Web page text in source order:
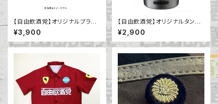
【自由飲酒党】オリジナルブラン
ケット〈カーボン〉〈オリーブ〉
¥3,900
【自由飲酒党】オリジナルタンブ
ラー
¥2,900